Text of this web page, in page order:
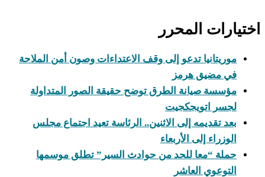
اختيارات المحرر
موريتانيا تدعو إلى وقف الاعتداءات وصون أمن الملاحة
في مضيق هرمز
مؤسسة صيانة الطرق توضح حقيقة الصور المتداولة
لجسر اتويجكجيت
بعد تقديمه إلى الاثنين.. الرئاسة تعيد اجتماع مجلس
الوزراء إلى الأربعاء
حملة “معا للحد من حوادث السير” تطلق موسمها
التوعوي العاشر